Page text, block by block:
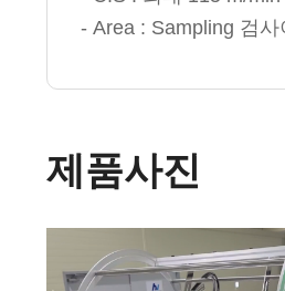
- Area : Sampling 검
제품사진